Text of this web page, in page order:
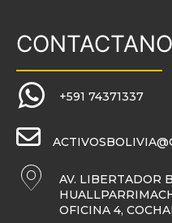
+591 74371337
AV. LIBERTADOR
OFICINA 4,